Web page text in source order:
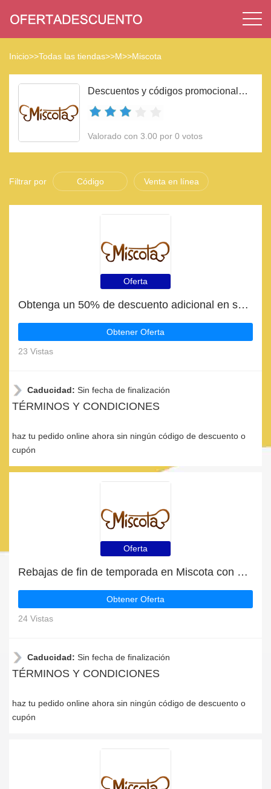
Inicio>>Todas las tiendas>>M>>Miscota
Descuentos y códigos promocionales Miscota 2023
Valorado con 3.00 por 0 votos
Filtrar por Código Venta en línea
Oferta
Obtenga un 50% de descuento adicional en su próximo pedido | fin en breve
Obtener Oferta
23 Vistas
Caducidad: Sin fecha de finalización
TÉRMINOS Y CONDICIONES
haz tu pedido online ahora sin ningún código de descuento o
cupón
Oferta
Rebajas de fin de temporada en Miscota con descuentos de hasta 36%
Obtener Oferta
24 Vistas
Caducidad: Sin fecha de finalización
TÉRMINOS Y CONDICIONES
haz tu pedido online ahora sin ningún código de descuento o
cupón